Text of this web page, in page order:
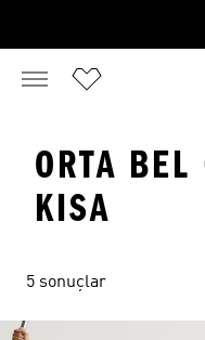
ORTA BEL
KISA
5 sonuçlar